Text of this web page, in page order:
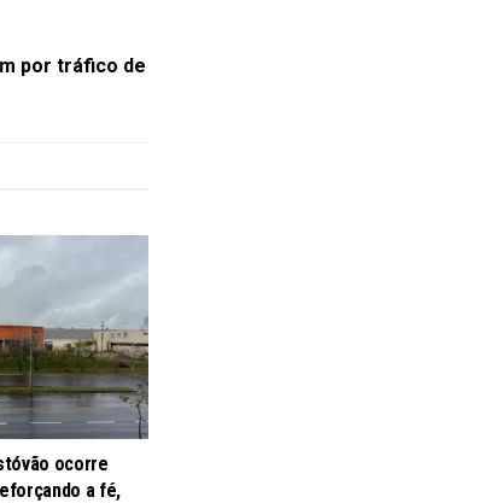
por tráfico de
ocorre
a fé,